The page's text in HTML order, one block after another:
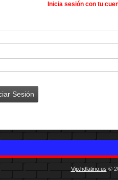
Inicia sesión con tu
Vip.hdlatino.us ©